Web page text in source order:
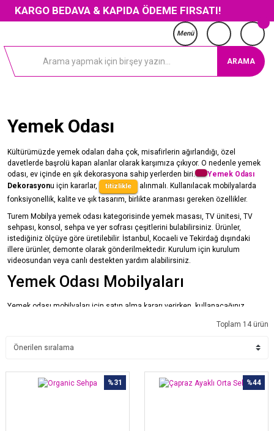
KARGO BEDAVA & KAPIDA ÖDEME FIRSATI!
Menü
ARAMA
Yemek Odası
Kültürümüzde yemek odaları daha çok, misafirlerin ağırlandığı, özel
davetlerde başrolü kapan alanlar olarak karşımıza çıkıyor. O nedenle yemek
odası, ev içinde en şık dekorasyona sahip yerlerden biri.
Yemek Odası
Dekorasyonu için kararlar, titizlikle
alınmalı. Kullanılacak mobilyalarda
fonksiyonellik, kalite ve şık tasarım, birlikte aranması gereken özellikler.
Turem Mobilya yemek odası kategorisinde yemek masası, TV ünitesi, TV
sehpası, konsol, sehpa ve yer sofrası çeşitlerini bulabilirsiniz. Ürünler,
istediğiniz ölçüye göre üretilebilir. İstanbul, Kocaeli ve Tekirdağ dışındaki
illere ürünler, demonte olarak gönderilmektedir. Kurulum için kurulum
videosundan veya canlı destekten yardım alabilirsiniz.
Yemek Odası Mobilyaları
Yemek odası mobilyaları için satın alma kararı verirken, kullanacağınız
ve tonlarındaki renkler, hemen hemen her stile uyum sağlayabilecek
çıkarmayan detaylardan. Tarzı ne olursa olsun
renkli
Yer Sofraları
Toplam 14 ürün
%31 %44